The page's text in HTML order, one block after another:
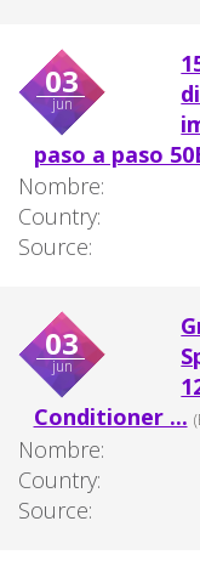
03
jun
paso a paso
Nombre:
Country:
Source:
03
jun
Conditioner ...
Nombre:
Country:
Source: